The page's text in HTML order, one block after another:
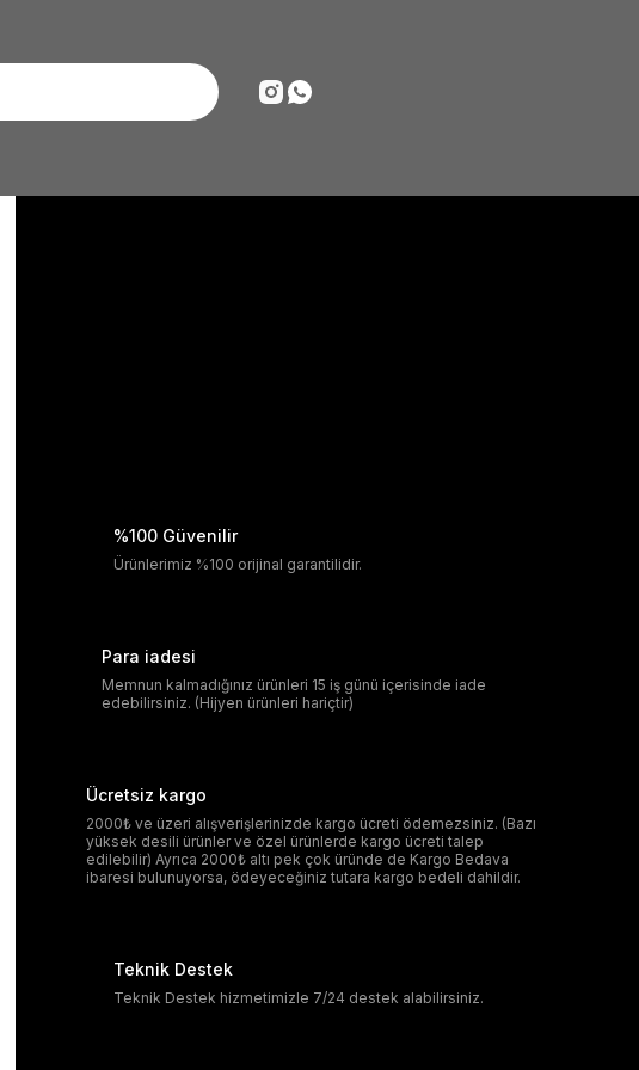
%100 Güvenilir
Ürünlerimiz %100 orijinal garantilidir.
Para iadesi
Memnun kalmadığınız ürünleri 15 iş günü içerisinde iade
edebilirsiniz. (Hijyen ürünleri hariçtir)
Ücretsiz kargo
2000₺ ve üzeri alışverişlerinizde kargo ücreti ödemezsiniz. (Bazı
yüksek desili ürünler ve özel ürünlerde kargo ücreti talep
edilebilir) Ayrıca 2000₺ altı pek çok üründe de Kargo Bedava
ibaresi bulunuyorsa, ödeyeceğiniz tutara kargo bedeli dahildir.
Teknik Destek
Teknik Destek hizmetimizle 7/24 destek alabilirsiniz.